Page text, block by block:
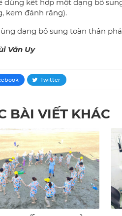
dùng kết hợp một dạng bổ
kem đánh răng).
dạng bổ sung toàn thân
Văn Uy
Twitter
BÀI VIẾT KHÁC